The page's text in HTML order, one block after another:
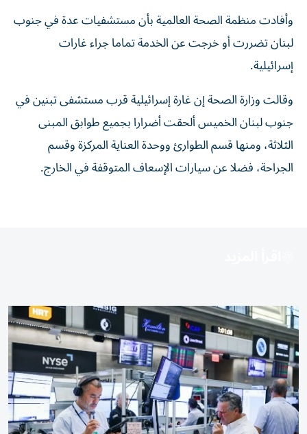
وأفادت منظمة الصحة العالمية بأن مستشفيات عدة في جنوب
لبنان تضررت أو خرجت عن الخدمة تماما ⁠جراء غارات
إسرائيلية.
وقالت وزارة الصحة إن غارة إسرائيلية قرب مستشفى تبنين في
​جنوب لبنان الخميس ألحقت أضرارا بجميع طوابق المبنى
الثلاثة، ومنها قسم الطوارئ ووحدة العناية المركزة وقسم
الجراحة، فضلا عن سيارات الإسعاف المتوقفة في الخارج.